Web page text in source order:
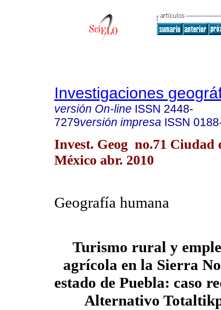
Investigaciones
versión On-line ISSN 2448-
7279versión impresa ISSN
Invest. Geog no.71 Ciudad
México abr. 2010
Geografía humana
Turismo rural y
agrícola en la Sierra
estado de Puebla: caso
Alternativo